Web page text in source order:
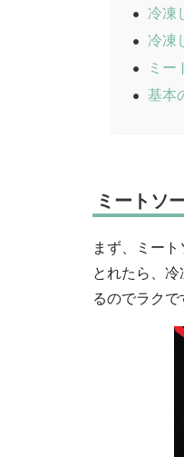
冷凍
冷凍
ミー
基本
ミートソ
まず、ミー
とれたら、
るのでラクで